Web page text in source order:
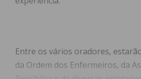
Entre os vários oradores,
da Ordem dos Enfermeiros, da